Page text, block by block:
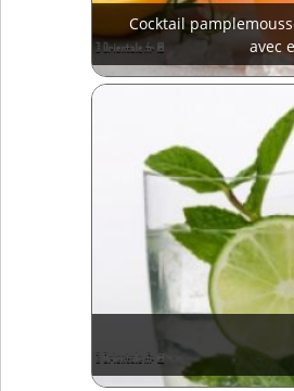
Cocktail
avec